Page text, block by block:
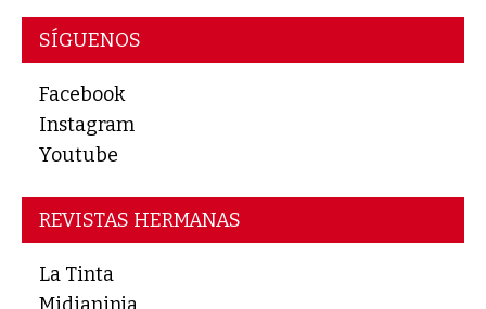
SÍGUENOS
Facebook
Instagram
Youtube
REVISTAS HERMANAS
La Tinta